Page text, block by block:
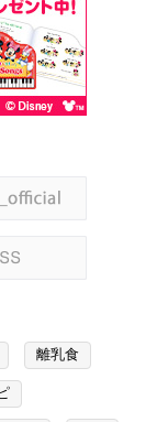
離乳食